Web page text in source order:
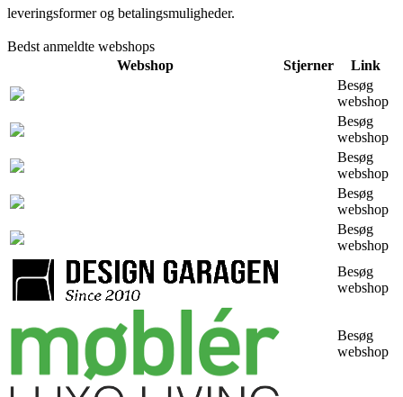
leveringsformer og betalingsmuligheder.
Bedst anmeldte webshops
Webshop
Stjerner
Link
Besøg
webshop
Besøg
webshop
Besøg
webshop
Besøg
webshop
Besøg
webshop
Besøg
webshop
Besøg
webshop